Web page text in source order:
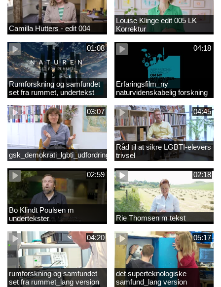
Camilla Hutters - edit 004
Louise Klinge edit 005 LK
Korrektur
01:08
Rumforskning og samfundet
set fra rummet, undertekst
04:18
Erfaringsfilm_ny
naturvidenskabelig forskning
03:07
gsk_demokrati_lgbti_udfordringer
04:45
Råd til at sikre LGBTI-elevers
trivsel
02:59
Bo Klindt Poulsen m
undertekster
02:18
Rie Thomsen m tekst
04:20
rumforskning og samfundet
set fra rummet_lang version
05:17
det superteknologiske
samfund_lang version